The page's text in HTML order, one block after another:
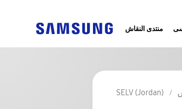
منتدى النقاش
SELV (Jordan)